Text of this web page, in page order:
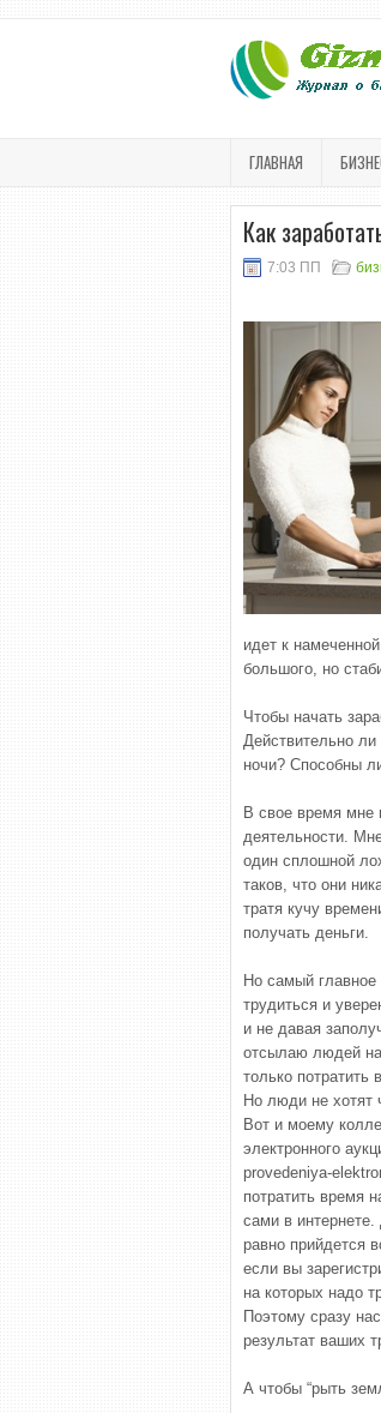
ГЛАВНАЯ
Как
7:03 ПП
идет к
большого, но
Чтобы начать
Действительно
ночи? Способны
В свое время мне
деятельности.
один сплошной
таков, что они
тратя кучу
получать деньги.
Но самый
трудиться и
и не давая
отсылаю людей на
только потратить
Но люди не хотят
Вот и моему
электронного
provedeniya-
потратить время
сами в
равно прийдется
если вы
на которых надо
Поэтому сразу
результат ваших
А чтобы “рыть